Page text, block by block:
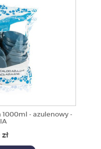
- azulenowy -